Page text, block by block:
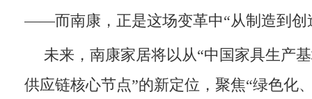
——而南康，正是这场变革中“从制造到创
未来，南康家居将以从“中国家具生产
供应链核心节点”的新定位，聚焦“绿色化